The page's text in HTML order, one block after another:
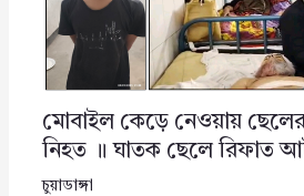
মোবাইল কেড়ে নেওয়ায় ছেলের
নিহত ॥ ঘাতক ছেলে রিফাত
চুয়াডাঙ্গা